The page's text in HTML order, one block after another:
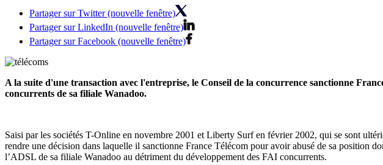
Partager sur Twitter (nouvelle fenêtre)
Partager sur LinkedIn (nouvelle fenêtre)
Partager sur Facebook (nouvelle fenêtre)
A la suite d'une transaction avec l'entreprise, le Conseil de la concurrence sanctionne
concurrents de sa filiale Wanadoo.
Saisi par les sociétés T-Online en novembre 2001 et Liberty Surf en février 2002, qui se sont
rendre une décision dans laquelle il sanctionne France Télécom pour avoir abusé de sa position
l’ADSL de sa filiale Wanadoo au détriment du développement des FAI concurrents.